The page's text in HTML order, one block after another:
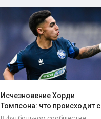
Исчезновение Хорди
Томпсона: что происходит с
игроком..